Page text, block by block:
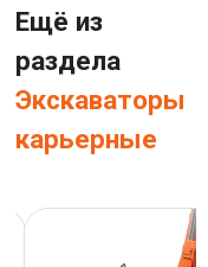
Ещё из
раздела
Экскаваторы
карьерные